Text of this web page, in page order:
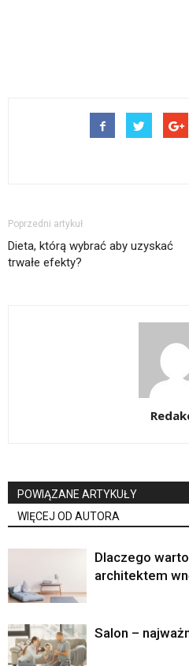
Poprzedni artykuł
Dieta, którą wybrać aby uzyskać
trwałe efekty?
POWIĄZANE ARTYKUŁY
WIĘCEJ OD AUTORA
Dlaczego
architektem
Salon –